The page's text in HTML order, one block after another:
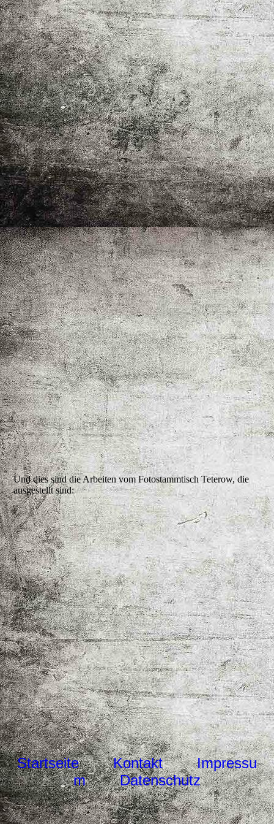
Bernd Gerlich über die Filigrane Anmut
Blick auf die Ausstellung
Und dies sind die Arbeiten vom Fotostammtisch Teterow, die
ausgestellt sind:
Zeitreise - Brita Hilgendorf
Filigrane Anmut - Bernd Gerlich
Lindenallee Warin - Bernd Gerlich
Dezemberwald - Ralf Prien
Startseite Kontakt
Impressu
m
Datenschutz